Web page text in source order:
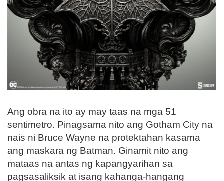
Ang obra na ito ay may taas na mga 51
sentimetro. Pinagsama nito ang Gotham City na
nais ni Bruce Wayne na protektahan kasama
ang maskara ng Batman. Ginamit nito ang
mataas na antas ng kapangyarihan sa
pagsasaliksik at isang kahanga-hangang